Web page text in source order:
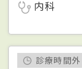
内科
診療時間外